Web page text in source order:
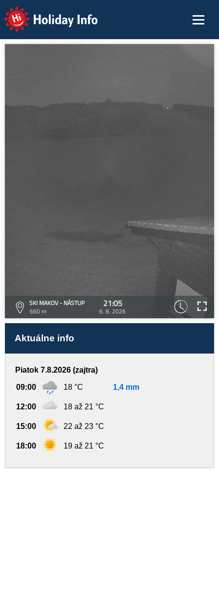
Holiday Info
SKI MAKOV - NÁSTUP
660 m
21:05
6. 8. 2026
Aktuálne info
Piatok 7.8.2026 (zajtra)
09:00 18 °C 1,4 mm
12:00 18 až 21 °C
15:00 22 až 23 °C
18:00 19 až 21 °C